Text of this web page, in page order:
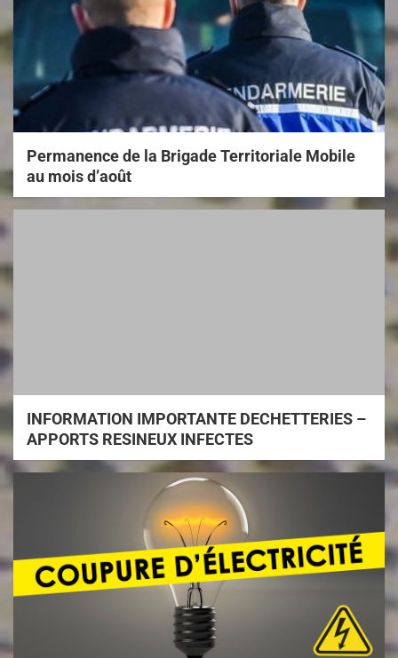
Permanence de la Brigade Territoriale Mobile
au mois d’août
INFORMATION IMPORTANTE DECHETTERIES –
APPORTS RESINEUX INFECTES